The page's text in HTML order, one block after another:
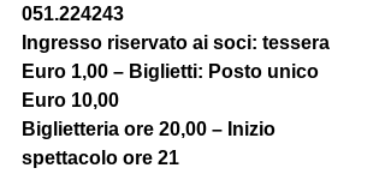
051.224243
Ingresso riservato ai soci: tessera
Euro 1,00 – Biglietti: Posto unico
Euro 10,00
Biglietteria ore 20,00 – Inizio
spettacolo ore 21